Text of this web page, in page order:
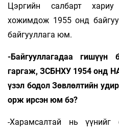
Цэргийн салбарт
хожимдож 1955 онд
байгууллага юм.
-Байгууллагадаа гишүүн
гаргаж, ЗСБНХУ 1954 онд
үзэл бодол Зөвлөлтийн
орж ирсэн юм бэ?
-Харамсалтай нь